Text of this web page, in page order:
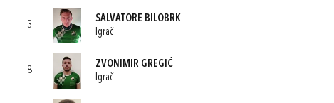
3
SALVATORE BILOBRK
Igrač
8
ZVONIMIR GREGIĆ
Igrač